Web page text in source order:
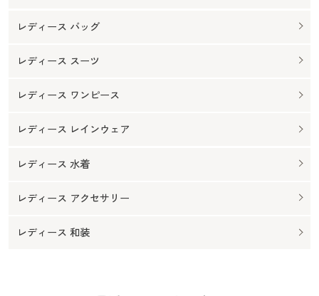
レディース バッグ
レディース スーツ
レディース ワンピース
レディース レインウェア
レディース 水着
レディース アクセサリー
レディース 和装